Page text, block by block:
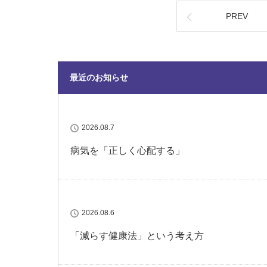
PREV
最近のお知らせ
2026.08.7
病気を「正しく心配する」
2026.08.6
「減らす健康法」という考え方